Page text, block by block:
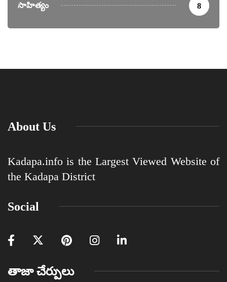
సాహిత్యం 8
About Us
Kadapa.info is the Largest Viewed Website of
the Kadapa District
Social
తాజా చేర్పులు